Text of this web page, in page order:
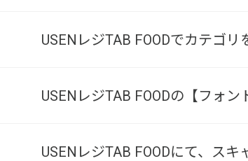
USENレジTAB FOODでカテゴリ
USENレジTAB FOODの【フォ
USENレジTAB FOODにて、ス